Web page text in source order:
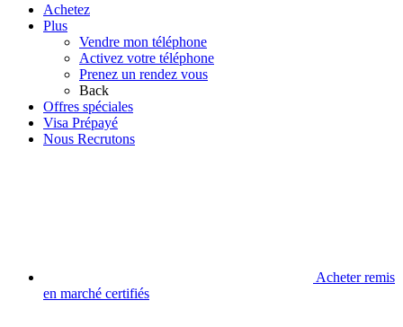
Achetez
Plus
Vendre mon téléphone
Activez votre téléphone
Prenez un rendez vous
Back
Offres spéciales
Visa Prépayé
Nous Recrutons
Acheter remis
en marché certifiés